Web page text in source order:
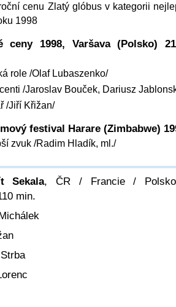
cenu Zlatý glóbus v kategorii
1998
ceny 1998, Varšava (Polsko)
role /Olaf Lubaszenko/
/Jaroslav Bouček, Dariusz
/Jiří Křižan/
festival Harare (Zimbabwe)
zvuk /Radim Hladík, ml./
Sekala, ČR / Francie /
min.